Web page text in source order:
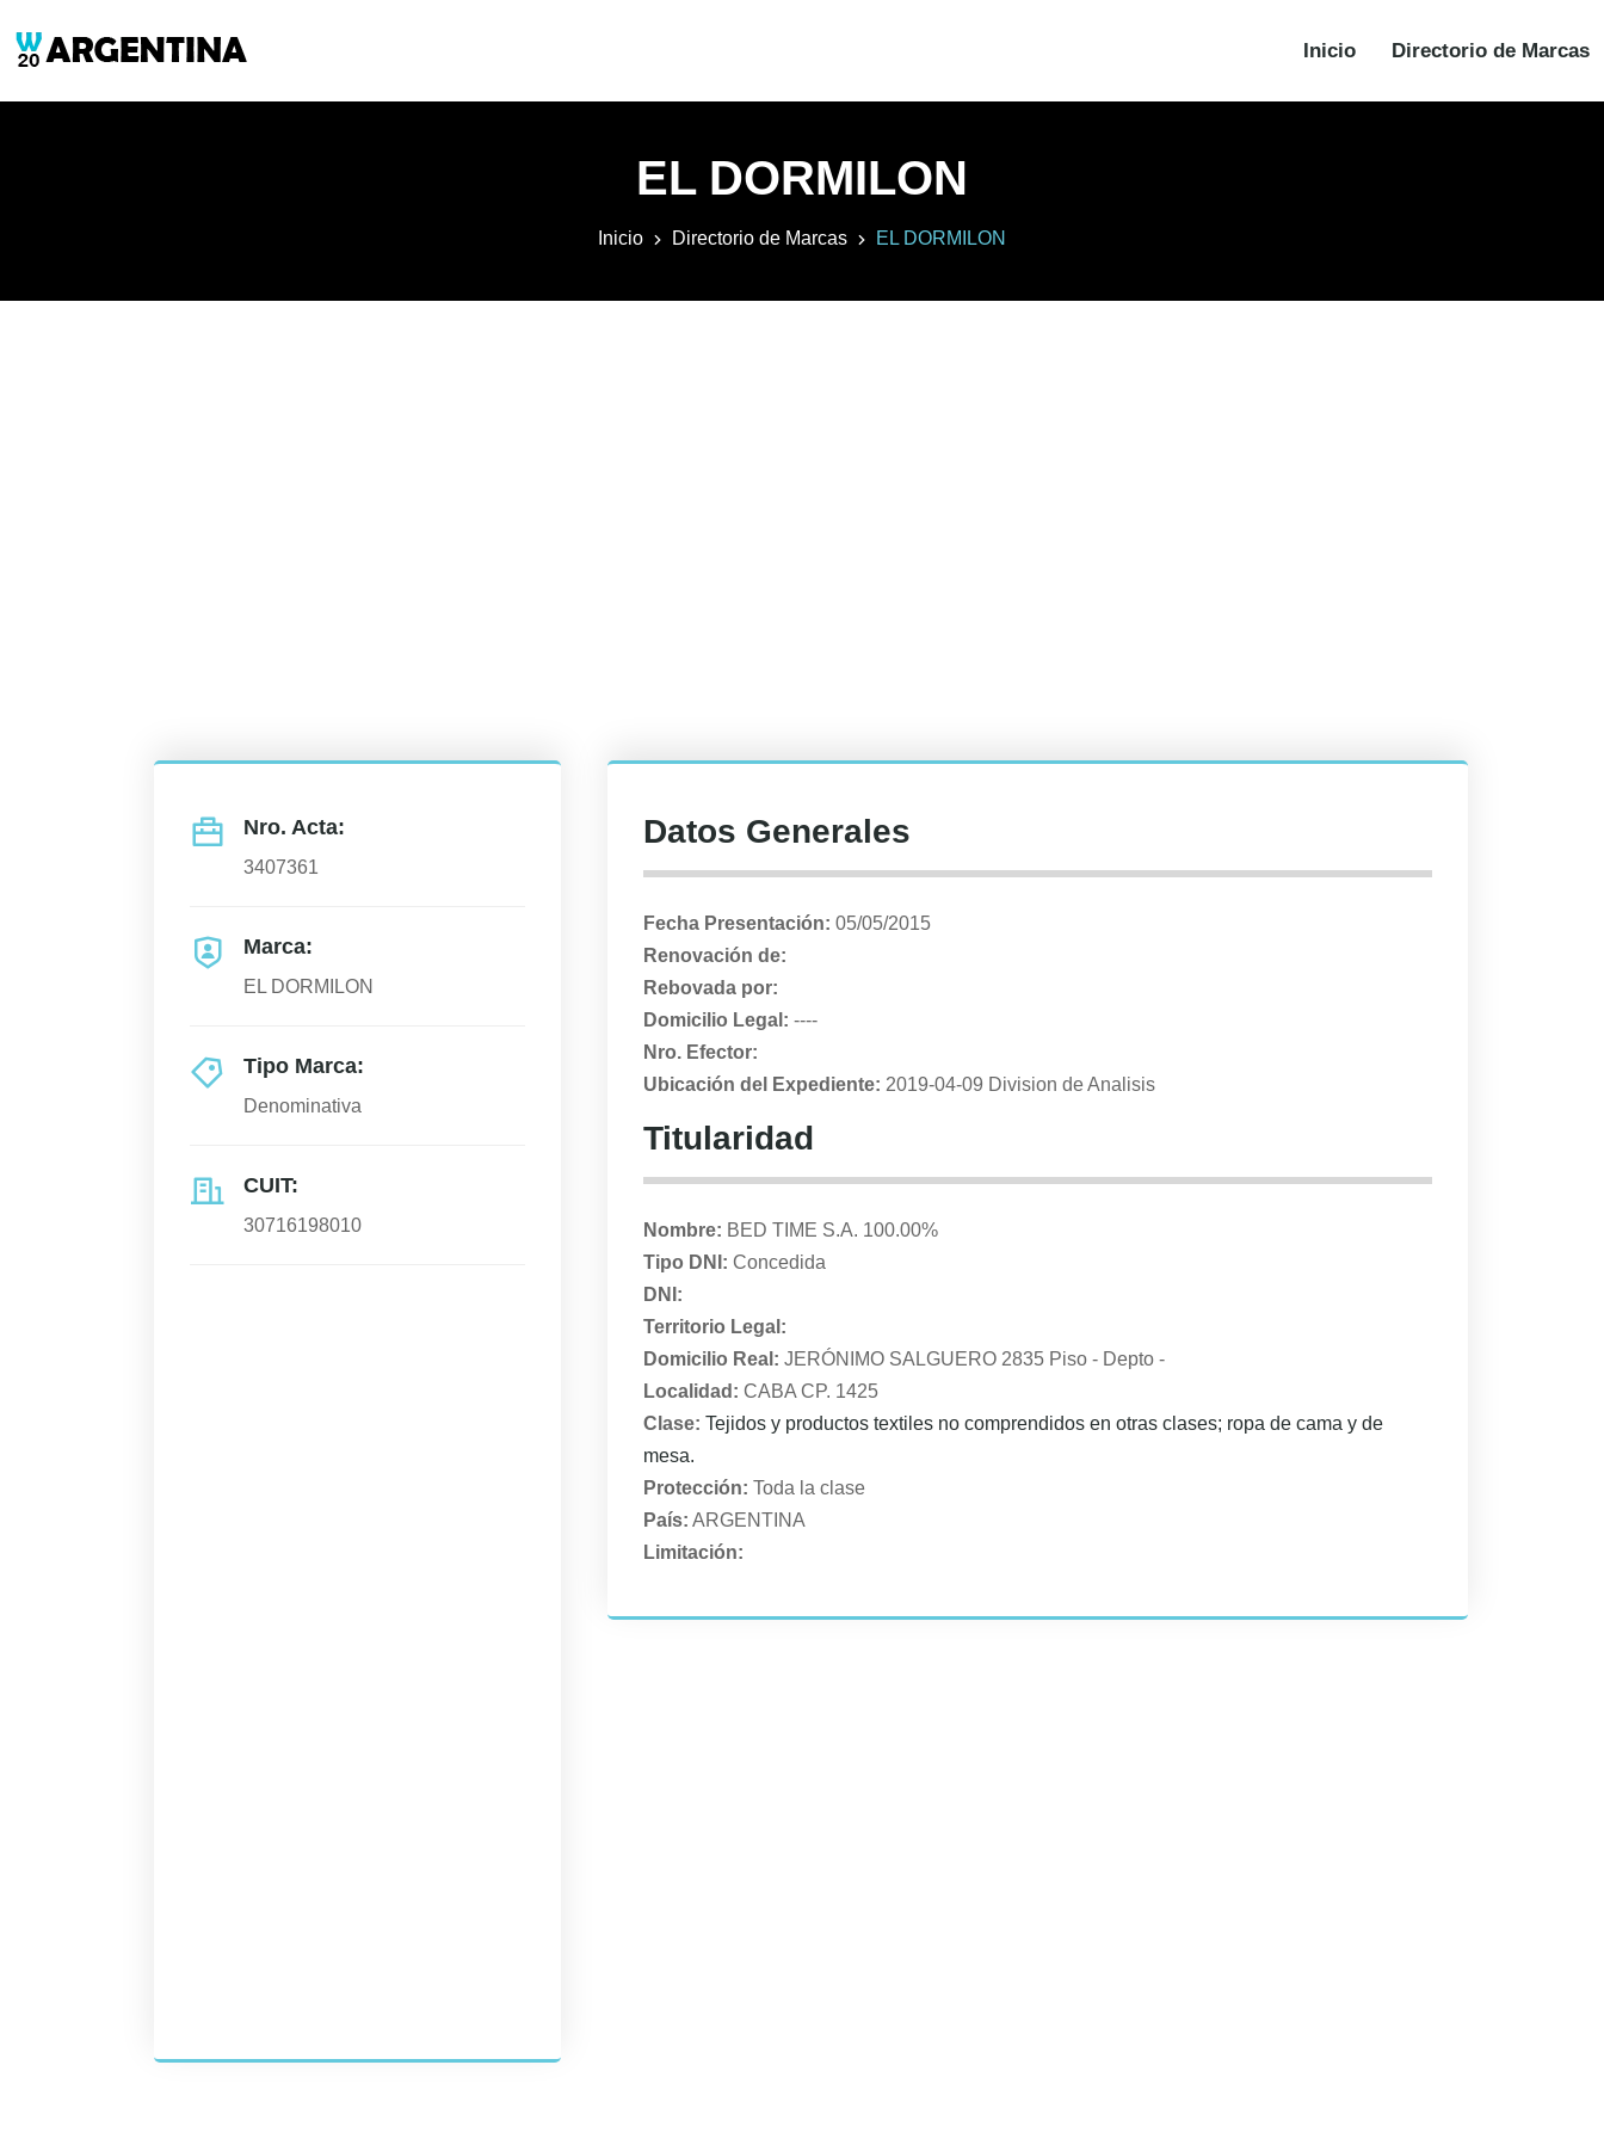
Inicio Directorio de Marcas
EL DORMILON
Inicio Directorio de Marcas EL DORMILON
Nro. Acta:
3407361
Marca:
EL DORMILON
Tipo Marca:
Denominativa
CUIT:
30716198010
Datos Generales
Fecha Presentación: 05/05/2015
Renovación de:
Rebovada por:
Domicilio Legal: ----
Nro. Efector:
Ubicación del Expediente: 2019-04-09 Division de Analisis
Titularidad
Nombre: BED TIME S.A. 100.00%
Tipo DNI: Concedida
DNI:
Territorio Legal:
Domicilio Real: JERÓNIMO SALGUERO 2835 Piso - Depto -
Localidad: CABA CP. 1425
Clase: Tejidos y productos textiles no comprendidos en otras clases; ropa de cama y de
mesa.
Protección: Toda la clase
País: ARGENTINA
Limitación: